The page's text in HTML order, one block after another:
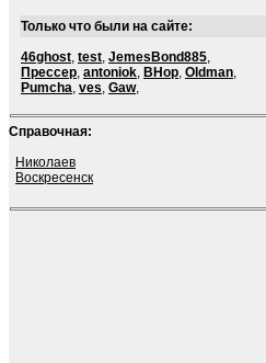
Только что были на сайте:
46ghost, test, JemesBond885,
Прессер, antoniok, BHop, Oldman,
Pumcha, ves, Gaw,
Справочная:
Николаев
Воскресенск